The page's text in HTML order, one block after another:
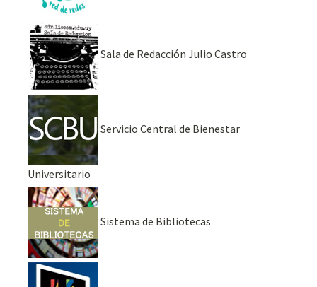
Sala de Redacción Julio Castro
Servicio Central de Bienestar
Universitario
Sistema de Bibliotecas